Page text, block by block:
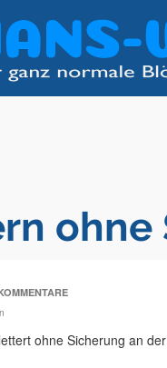
ohne
ohne Sicherung an